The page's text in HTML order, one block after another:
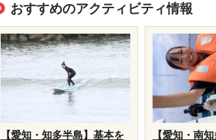
おすすめのアクティビティ情報
【愛知・知多半島】基本を
【愛知・南